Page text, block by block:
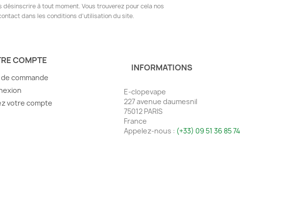
désinscrire à tout moment. Vous trouverez pour cela nos
dans les conditions d'utilisation du site.
COMPTE
de commande
votre compte
INFORMATIONS
E-clopevape
227 avenue daumesnil
75012 PARIS
France
Appelez-nous : (+33) 09 51 36 85 74